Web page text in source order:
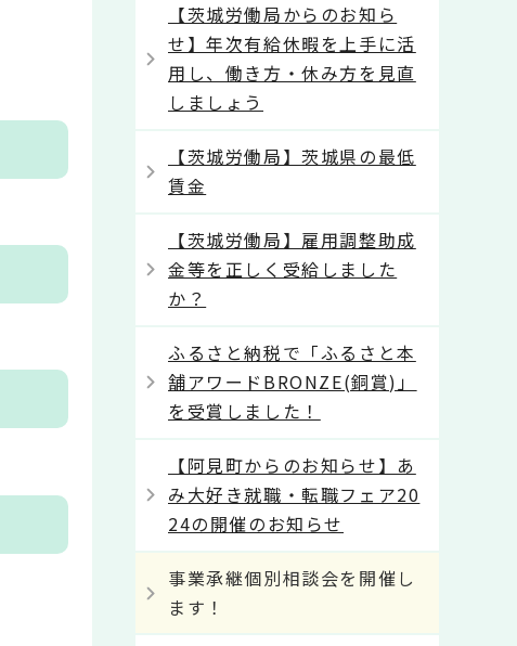
【茨城労働局からのお知ら
せ】年次有給休暇を上手に活
用し、働き方・休み方を見直
しましょう
【茨城労働局】茨城県の最低
賃金
【茨城労働局】雇用調整助成
金等を正しく受給しました
か？
ふるさと納税で「ふるさと本
舗アワードBRONZE(銅賞)」
を受賞しました！
【阿見町からのお知らせ】あ
み大好き就職・転職フェア20
24の開催のお知らせ
事業承継個別相談会を開催し
ます！